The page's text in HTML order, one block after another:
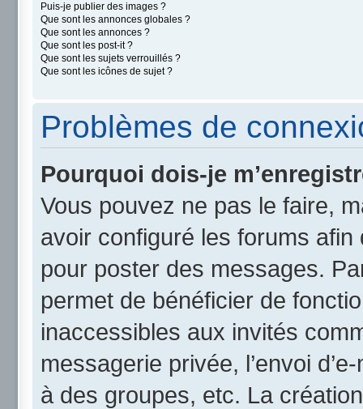
Puis-je publier des images ?
Que sont les annonces globales ?
Que sont les annonces ?
Que sont les post-it ?
Que sont les sujets verrouillés ?
Que sont les icônes de sujet ?
Problèmes de
Pourquoi dois-je
Vous pouvez ne pas le faire,
avoir configuré les forums afin
pour poster des messages.
permet de bénéficier de
inaccessibles aux invités
messagerie privée, l’envoi
à des groupes, etc. La